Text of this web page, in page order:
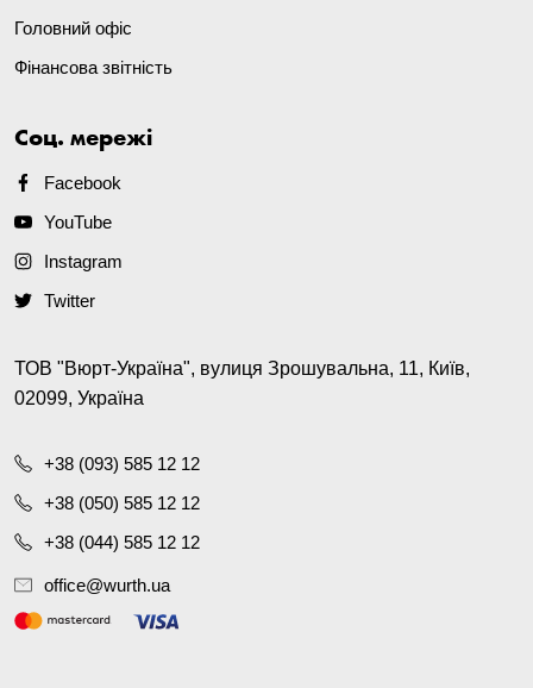
Головний офіс
Фінансова звітність
Соц. мережі
Facebook
YouTube
Instagram
Twitter
ТОВ "Вюрт-Україна", вулиця Зрошувальна, 11, Київ,
02099, Україна
+38 (093) 585 12 12
+38 (050) 585 12 12
+38 (044) 585 12 12
office@wurth.ua